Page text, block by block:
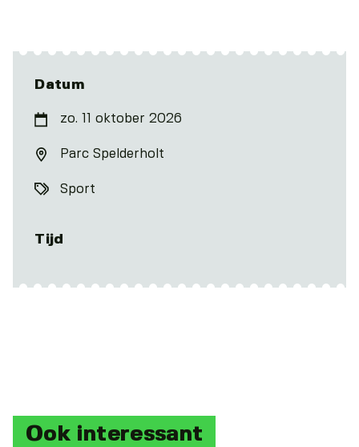
Datum
zo. 11 oktober 2026
Parc Spelderholt
Sport
Tijd
Ook interessant